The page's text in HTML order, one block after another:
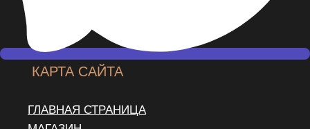
КАРТА САЙТА
ГЛАВНАЯ СТРАНИЦА